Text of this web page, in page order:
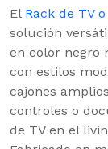
El Rack de TV
solución
en color negro
con estilos
cajones
controles o
de TV en el